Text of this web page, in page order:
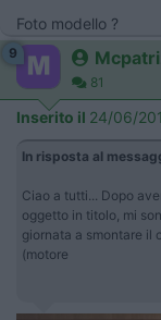
Foto modello ?
9
81
Inserito il 24/06/
In risposta al
Ciao a tutti... Dopo
oggetto in titolo, mi
giornata a smontare il
(motore